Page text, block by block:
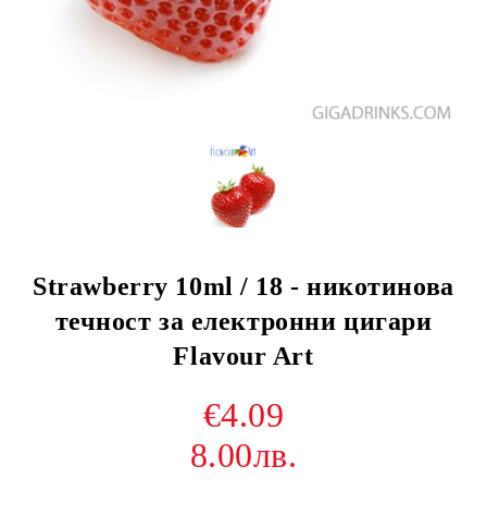
Strawberry 10ml / 18 - никотинова
течност за електронни цигари
Flavour Art
€4.09
8.00лв.